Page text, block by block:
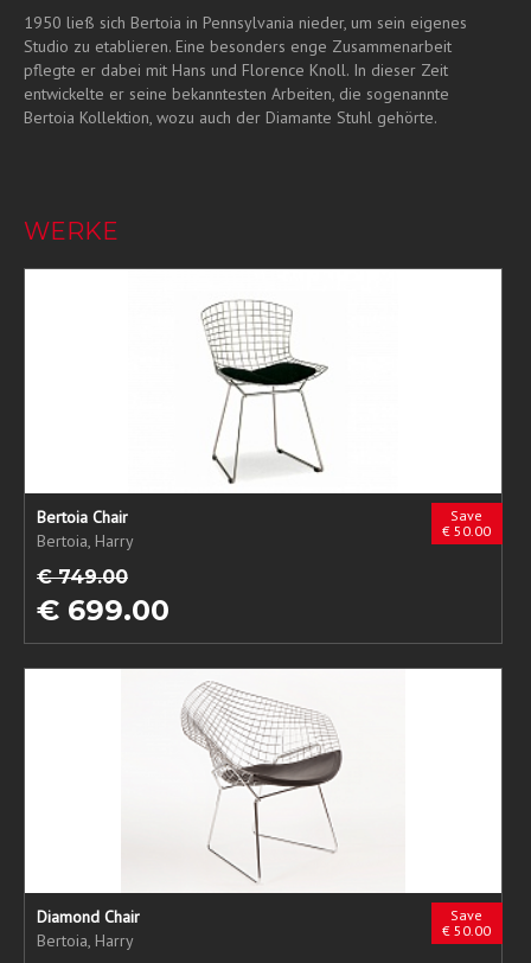
1950 ließ sich Bertoia in Pennsylvania nieder, um sein eigenes
Studio zu etablieren. Eine besonders enge Zusammenarbeit
pflegte er dabei mit Hans und Florence Knoll. In dieser Zeit
entwickelte er seine bekanntesten Arbeiten, die sogenannte
Bertoia Kollektion, wozu auch der Diamante Stuhl gehörte.
WERKE
Save
€ 50.00
Bertoia Chair
Bertoia, Harry
€ 749.00
€ 699.00
Save
€ 50.00
Diamond Chair
Bertoia, Harry